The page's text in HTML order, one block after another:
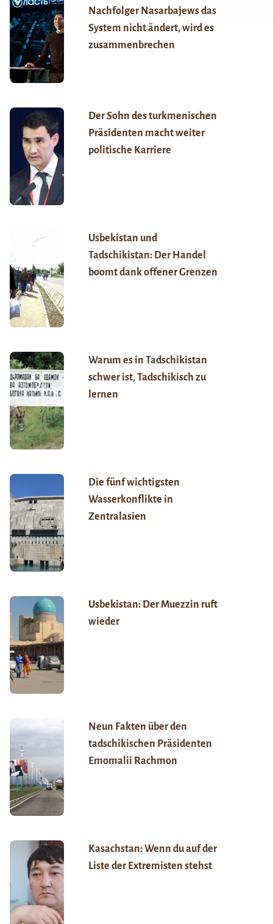
Nachfolger Nasarbajews das
System nicht ändert, wird es
zusammenbrechen
Der Sohn des turkmenischen
Präsidenten macht weiter
politische Karriere
Usbekistan und
Tadschikistan: Der Handel
boomt dank offener Grenzen
Warum es in Tadschikistan
schwer ist, Tadschikisch zu
lernen
Die fünf wichtigsten
Wasserkonflikte in
Zentralasien
Usbekistan: Der Muezzin ruft
wieder
Neun Fakten über den
tadschikischen Präsidenten
Emomalii Rachmon
Kasachstan: Wenn du auf der
Liste der Extremisten stehst